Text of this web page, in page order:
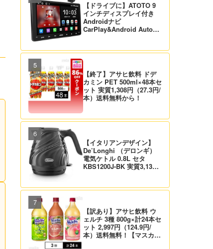
【ドライブに】ATOTO 9
インチディスプレイ付き
Androidナビ
CarPlay&Android Auto対
【終了】アサヒ飲料 ドデ
カミン PET 500ml×48本セ
ット 実質1,308円（27.3円/
本）送料無料から！
【イタリアンデザイン】
De’Longhi （デロンギ）
電気ケトル 0.8L セタ
KBS1200J-BK 実質3,132
【訳あり】アサヒ飲料 ウ
ェルチ 3種 800g×計24本セ
ット 2,997円（124.9円/
本）送料無料！【マスカッ